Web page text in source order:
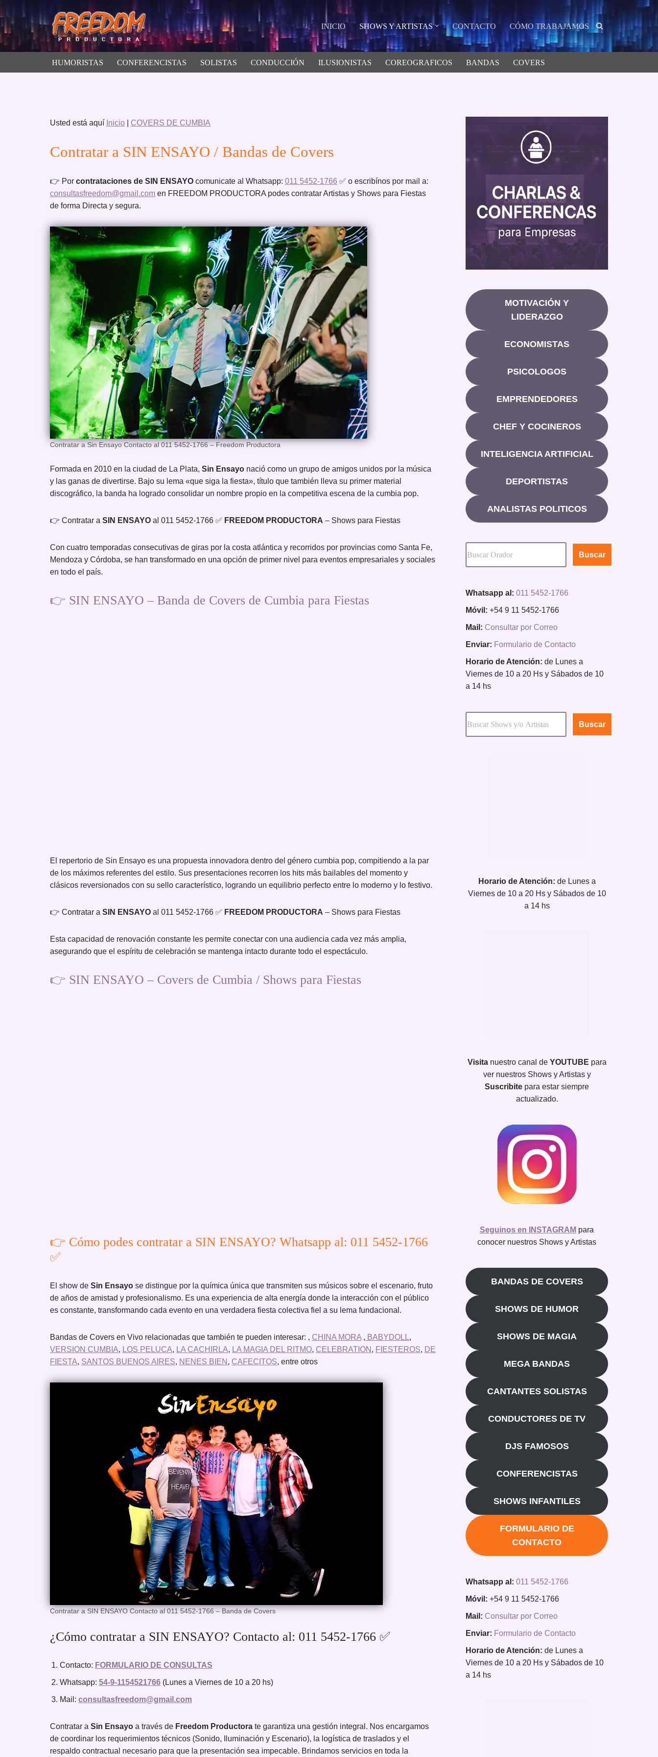
Saltar
contenido
INICIO SHOWS Y ARTISTAS CONTACTO CÓMO TRABAJAMOS
HUMORISTAS CONFERENCISTAS SOLISTAS CONDUCCIÓN ILUSIONISTAS COREOGRAFICOS BANDAS COVERS
Usted está aquí Inicio COVERS DE CUMBIA
Contratar a SIN ENSAYO / Bandas de Covers
👉 Por contrataciones de SIN ENSAYO comunicate al Whatsapp: 011 5452-1766 ✅ o escribínos por mail a:
consultasfreedom@gmail.com en FREEDOM PRODUCTORA podes contratar Artistas y Shows para Fiestas
de forma Directa y segura.
Contratar a Sin Ensayo Contacto al 011 5452-1766 – Freedom Productora
Formada en 2010 en la ciudad de La Plata, Sin Ensayo nació como un grupo de amigos unidos por la música
y las ganas de divertirse. Bajo su lema «que siga la fiesta», título que también lleva su primer material
discográfico, la banda ha logrado consolidar un nombre propio en la competitiva escena de la cumbia pop.
👉 Contratar a SIN ENSAYO al 011 5452-1766 ✅ FREEDOM PRODUCTORA – Shows para Fiestas
Con cuatro temporadas consecutivas de giras por la costa atlántica y recorridos por provincias como Santa Fe,
Mendoza y Córdoba, se han transformado en una opción de primer nivel para eventos empresariales y sociales
en todo el país.
👉 SIN ENSAYO – Banda de Covers de Cumbia para Fiestas
El repertorio de Sin Ensayo es una propuesta innovadora dentro del género cumbia pop, compitiendo a la par
de los máximos referentes del estilo. Sus presentaciones recorren los hits más bailables del momento y
clásicos reversionados con su sello característico, logrando un equilibrio perfecto entre lo moderno y lo festivo.
👉 Contratar a SIN ENSAYO al 011 5452-1766 ✅ FREEDOM PRODUCTORA – Shows para Fiestas
Esta capacidad de renovación constante les permite conectar con una audiencia cada vez más amplia,
asegurando que el espíritu de celebración se mantenga intacto durante todo el espectáculo.
👉 SIN ENSAYO – Covers de Cumbia / Shows para Fiestas
👉 Cómo podes contratar a SIN ENSAYO? Whatsapp al: 011 5452-1766
✅
El show de Sin Ensayo se distingue por la química única que transmiten sus músicos sobre el escenario, fruto
de años de amistad y profesionalismo. Es una experiencia de alta energía donde la interacción con el público
es constante, transformando cada evento en una verdadera fiesta colectiva fiel a su lema fundacional.
Bandas de Covers en Vivo relacionadas que también te pueden interesar: , CHINA MORA , BABYDOLL,
VERSION CUMBIA, LOS PELUCA, LA CACHIRLA, LA MAGIA DEL RITMO, CELEBRATION , FIESTEROS, DE
FIESTA, SANTOS BUENOS AIRES, NENES BIEN , CAFECITOS, entre otros
Contratar a SIN ENSAYO Contacto al 011 5452-1766 – Banda de Covers
¿Cómo contratar a SIN ENSAYO? Contacto al: 011 5452-1766 ✅
Contacto: FORMULARIO DE CONSULTAS
Whatsapp: 54-9-1154521766 (Lunes a Viernes de 10 a 20 hs)
Mail: consultasfreedom@gmail.com
Contratar a Sin Ensayo a través de Freedom Productora te garantiza una gestión integral. Nos encargamos
de coordinar los requerimientos técnicos (Sonido, Iluminación y Escenario), la logística de traslados y el
respaldo contractual necesario para que la presentación sea impecable. Brindamos servicios en toda la
MOTIVACIÓN Y
LIDERAZGO
ECONOMISTAS
PSICOLOGOS
EMPRENDEDORES
CHEF Y COCINEROS
INTELIGENCIA ARTIFICIAL
DEPORTISTAS
ANALISTAS POLITICOS
Buscar
Whatsapp al: 011 5452-1766
Móvil: +54 9 11 5452-1766
Mail: Consultar por Correo
Enviar: Formulario de Contacto
Horario de Atención: de Lunes a
Viernes de 10 a 20 Hs y Sábados de 10
a 14 hs
Buscar
Horario de Atención: de Lunes a
Viernes de 10 a 20 Hs y Sábados de 10
a 14 hs
Visita nuestro canal de YOUTUBE para
ver nuestros Shows y Artistas y
Suscribite para estar siempre
actualizado.
Seguinos en INSTAGRAM para
conocer nuestros Shows y Artistas
BANDAS DE COVERS
SHOWS DE HUMOR
SHOWS DE MAGIA
MEGA BANDAS
CANTANTES SOLISTAS
CONDUCTORES DE TV
DJS FAMOSOS
CONFERENCISTAS
SHOWS INFANTILES
FORMULARIO DE
CONTACTO
Whatsapp al: 011 5452-1766
Móvil: +54 9 11 5452-1766
Mail: Consultar por Correo
Enviar: Formulario de Contacto
Horario de Atención: de Lunes a
Viernes de 10 a 20 Hs y Sábados de 10
a 14 hs